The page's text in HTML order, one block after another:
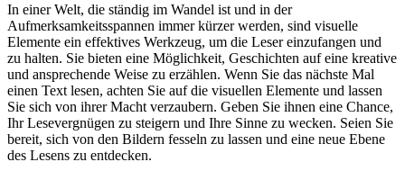
In⁤ einer ‍Welt, die ständig im Wandel ist und ⁢in der‌
Aufmerksamkeitsspannen immer kürzer​ werden,‍ sind visuelle‍
Elemente‍ ein ​effektives Werkzeug, um die Leser‍ einzufangen und
zu halten. Sie bieten eine Möglichkeit, Geschichten auf eine kreative
und ansprechende ⁣Weise zu erzählen. Wenn Sie das nächste Mal
⁤einen⁢ Text lesen, achten‍ Sie auf die ‌visuellen Elemente und ⁣lassen
Sie sich von ihrer Macht verzaubern. Geben Sie ihnen eine Chance,
Ihr Lesevergnügen zu ‌steigern und Ihre Sinne zu wecken. Seien Sie
bereit, sich von ‍den Bildern fesseln​ zu​ lassen ⁤und eine neue Ebene⁤
des Lesens zu entdecken.